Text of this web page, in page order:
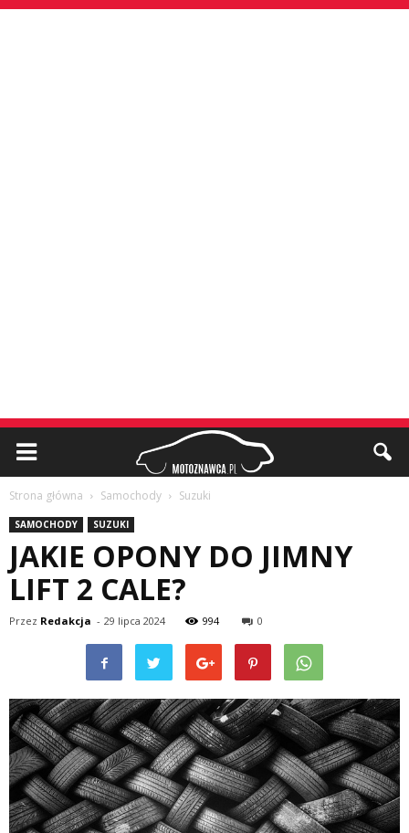
Strona główna Samochody Suzuki
SAMOCHODY SUZUKI
JAKIE OPONY DO JIMNY
LIFT 2 CALE?
Przez Redakcja - 29 lipca 2024 994 0